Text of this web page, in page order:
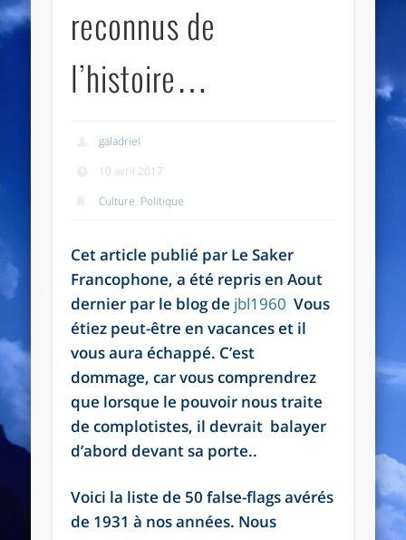
reconnus de
l’histoire…
galadriel
10 avril 2017
Culture, Politique
Cet article publié par Le Saker
Francophone, a été repris en Aout
dernier par le blog de jbl1960 Vous
étiez peut-être en vacances et il
vous aura échappé. C’est
dommage, car vous comprendrez
que lorsque le pouvoir nous traite
de complotistes, il devrait balayer
d’abord devant sa porte..
Voici la liste de 50 false-flags avérés
de 1931 à nos années. Nous